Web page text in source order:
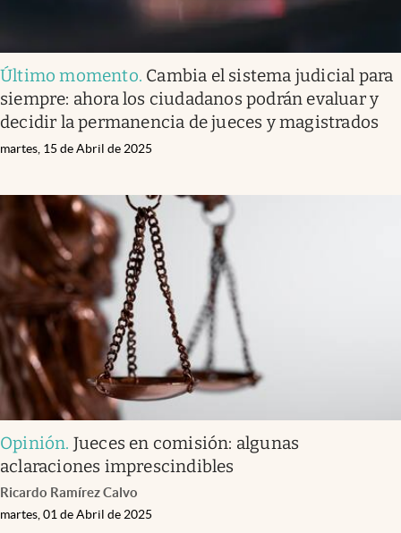
Último momento. Cambia el sistema judicial para
siempre: ahora los ciudadanos podrán evaluar y
decidir la permanencia de jueces y magistrados
martes, 15 de Abril de 2025
Opinión. Jueces en comisión: algunas
aclaraciones imprescindibles
Ricardo Ramírez Calvo
martes, 01 de Abril de 2025